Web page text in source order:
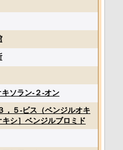
ソラン‐２‐オン
，５‐ビス（ベンジルオキ
シ］ベンジルブロミド